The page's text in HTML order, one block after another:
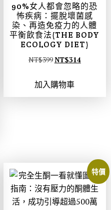
90%女人都會忽略的恐
怖疾病：擺脫壞菌感
染、再造免疫力的人體
平衡飲食法(THE BODY
ECOLOGY DIET)
NT$399NT$314
加入購物車
特價